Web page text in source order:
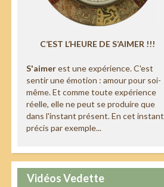
C’EST L’HEURE DE S’AIMER !!!
S'aimerest une expérience. C'est
sentir une émotion : amour pour soi-
même. Et comme toute expérience
réelle, elle ne peut se produire que
dans l'instant présent. En cet instant
précis par exemple...
Vidéos Vedette